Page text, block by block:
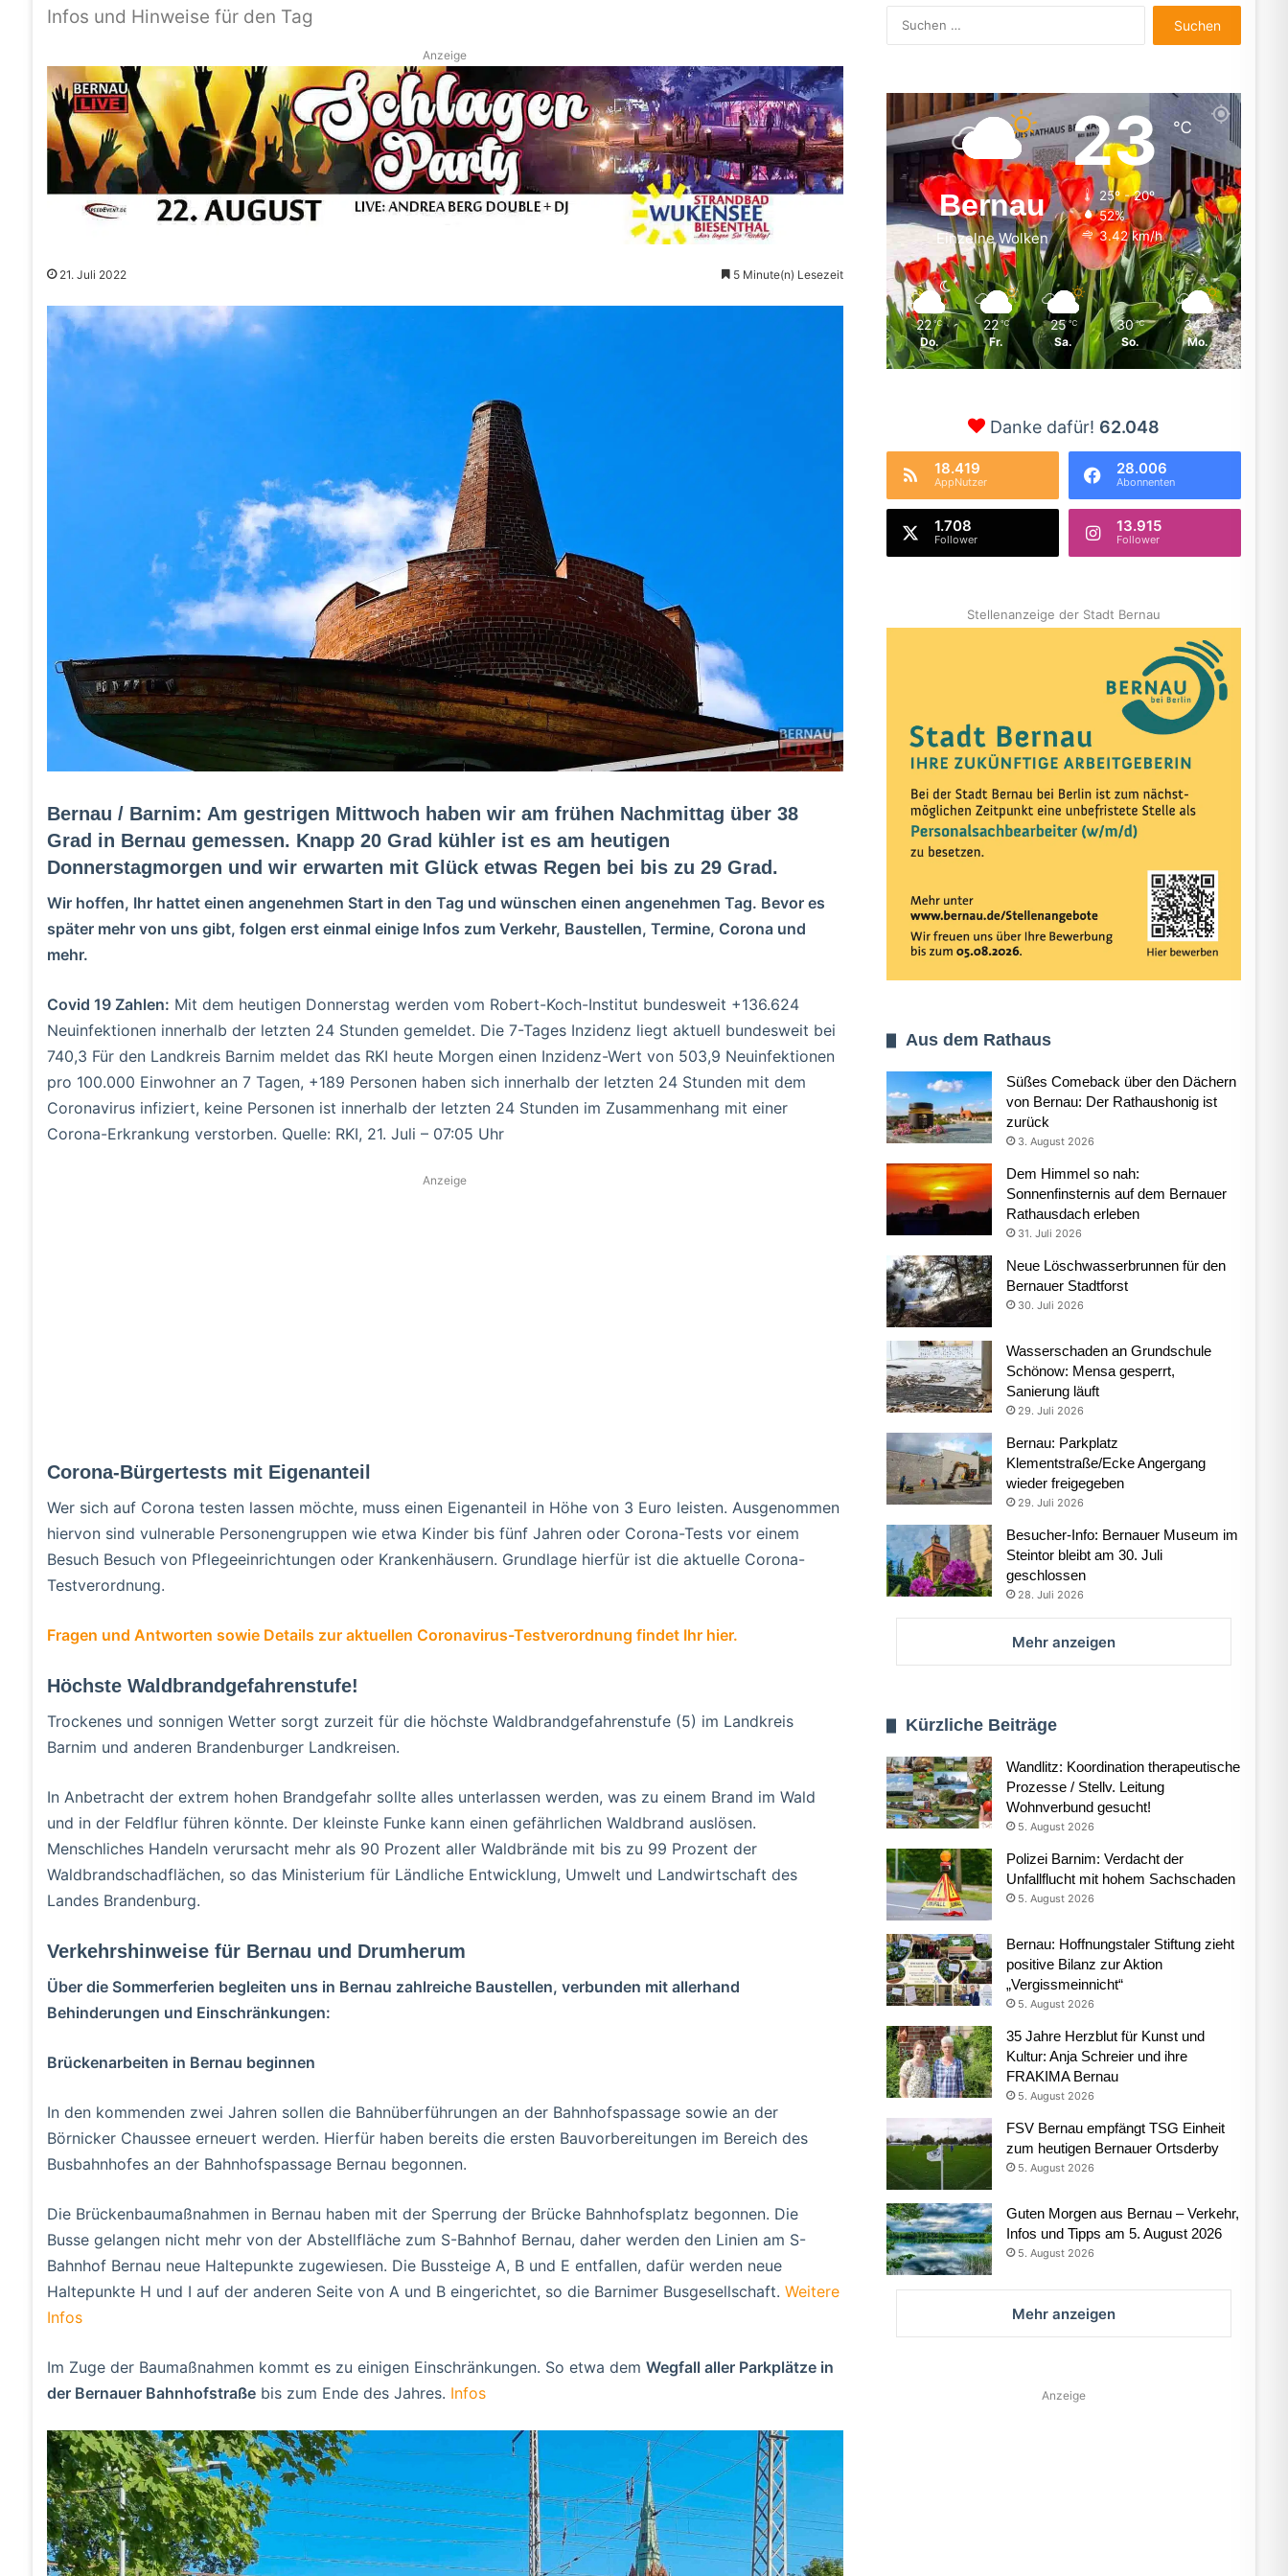
Infos und Hinweise für den Tag
Anzeige
21. Juli 2022 5 Minute(n) Lesezeit
Bernau / Barnim: Am gestrigen Mittwoch haben wir am frühen Nachmittag über 38
Grad in Bernau gemessen. Knapp 20 Grad kühler ist es am heutigen
Donnerstagmorgen und wir erwarten mit Glück etwas Regen bei bis zu 29 Grad.
Wir hoffen, Ihr hattet einen angenehmen Start in den Tag und wünschen einen angenehmen Tag. Bevor es
später mehr von uns gibt, folgen erst einmal einige Infos zum Verkehr, Baustellen, Termine, Corona und
mehr.
Covid 19 Zahlen: Mit dem heutigen Donnerstag werden vom Robert-Koch-Institut bundesweit +136.624
Neuinfektionen innerhalb der letzten 24 Stunden gemeldet. Die 7-Tages Inzidenz liegt aktuell bundesweit bei
740,3 Für den Landkreis Barnim meldet das RKI heute Morgen einen Inzidenz-Wert von 503,9 Neuinfektionen
pro 100.000 Einwohner an 7 Tagen, +189 Personen haben sich innerhalb der letzten 24 Stunden mit dem
Coronavirus infiziert, keine Personen ist innerhalb der letzten 24 Stunden im Zusammenhang mit einer
Corona-Erkrankung verstorben. Quelle: RKI, 21. Juli – 07:05 Uhr
Anzeige
Corona-Bürgertests mit Eigenanteil
Wer sich auf Corona testen lassen möchte, muss einen Eigenanteil in Höhe von 3 Euro leisten. Ausgenommen
hiervon sind vulnerable Personengruppen wie etwa Kinder bis fünf Jahren oder Corona-Tests vor einem
Besuch Besuch von Pflegeeinrichtungen oder Krankenhäusern. Grundlage hierfür ist die aktuelle Corona-
Testverordnung.
Fragen und Antworten sowie Details zur aktuellen Coronavirus-Testverordnung findet Ihr hier.
Höchste Waldbrandgefahrenstufe!
Trockenes und sonnigen Wetter sorgt zurzeit für die höchste Waldbrandgefahrenstufe (5) im Landkreis
Barnim und anderen Brandenburger Landkreisen.
In Anbetracht der extrem hohen Brandgefahr sollte alles unterlassen werden, was zu einem Brand im Wald
und in der Feldflur führen könnte. Der kleinste Funke kann einen gefährlichen Waldbrand auslösen.
Menschliches Handeln verursacht mehr als 90 Prozent aller Waldbrände mit bis zu 99 Prozent der
Waldbrandschadflächen, so das Ministerium für Ländliche Entwicklung, Umwelt und Landwirtschaft des
Landes Brandenburg.
Verkehrshinweise für Bernau und Drumherum
Über die Sommerferien begleiten uns in Bernau zahlreiche Baustellen, verbunden mit allerhand
Behinderungen und Einschränkungen:
Brückenarbeiten in Bernau beginnen
In den kommenden zwei Jahren sollen die Bahnüberführungen an der Bahnhofspassage sowie an der
Börnicker Chaussee erneuert werden. Hierfür haben bereits die ersten Bauvorbereitungen im Bereich des
Busbahnhofes an der Bahnhofspassage Bernau begonnen.
Die Brückenbaumaßnahmen in Bernau haben mit der Sperrung der Brücke Bahnhofsplatz begonnen. Die
Busse gelangen nicht mehr von der Abstellfläche zum S-Bahnhof Bernau, daher werden den Linien am S-
Bahnhof Bernau neue Haltepunkte zugewiesen. Die Bussteige A, B und E entfallen, dafür werden neue
Haltepunkte H und I auf der anderen Seite von A und B eingerichtet, so die Barnimer Busgesellschaft. Weitere
Infos
Im Zuge der Baumaßnahmen kommt es zu einigen Einschränkungen. So etwa dem Wegfall aller Parkplätze in
der Bernauer Bahnhofstraßebis zum Ende des Jahres. Infos
nach:
Bernau
Einzelne Wolken
23℃
25º - 20º
52%
3.42 km/h
22 ℃
Do.
22 ℃
Fr.
25 ℃
Sa.
30 ℃
So.
34 ℃
Mo.
Danke dafür! 62.048
18.419
AppNutzer
28.006
Abonnenten
1.708
Follower
13.915
Follower
Stellenanzeige der Stadt Bernau
Aus dem Rathaus
Süßes Comeback über den Dächern
von Bernau: Der Rathaushonig ist
zurück
3. August 2026
Dem Himmel so nah:
Sonnenfinsternis auf dem Bernauer
Rathausdach erleben
31. Juli 2026
Neue Löschwasserbrunnen für den
Bernauer Stadtforst
30. Juli 2026
Wasserschaden an Grundschule
Schönow: Mensa gesperrt,
Sanierung läuft
29. Juli 2026
Bernau: Parkplatz
Klementstraße/Ecke Angergang
wieder freigegeben
29. Juli 2026
Besucher-Info: Bernauer Museum im
Steintor bleibt am 30. Juli
geschlossen
28. Juli 2026
Mehr anzeigen
Kürzliche Beiträge
Wandlitz: Koordination therapeutische
Prozesse / Stellv. Leitung
Wohnverbund gesucht!
5. August 2026
Polizei Barnim: Verdacht der
Unfallflucht mit hohem Sachschaden
5. August 2026
Bernau: Hoffnungstaler Stiftung zieht
positive Bilanz zur Aktion
„Vergissmeinnicht“
5. August 2026
35 Jahre Herzblut für Kunst und
Kultur: Anja Schreier und ihre
FRAKIMA Bernau
5. August 2026
FSV Bernau empfängt TSG Einheit
zum heutigen Bernauer Ortsderby
5. August 2026
Guten Morgen aus Bernau – Verkehr,
Infos und Tipps am 5. August 2026
5. August 2026
Mehr anzeigen
Anzeige